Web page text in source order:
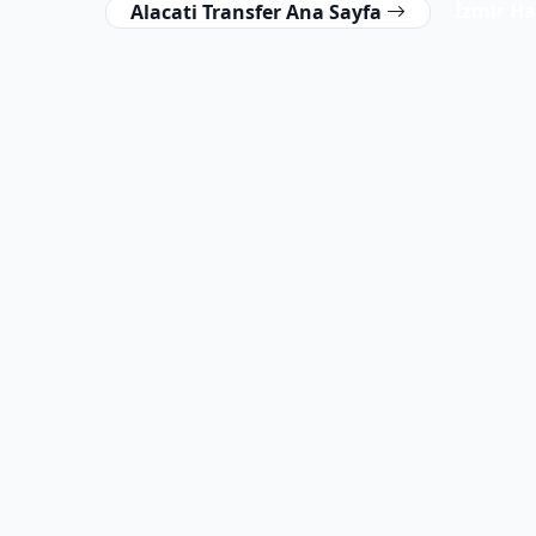
Alacati Transfer Ana Sayfa